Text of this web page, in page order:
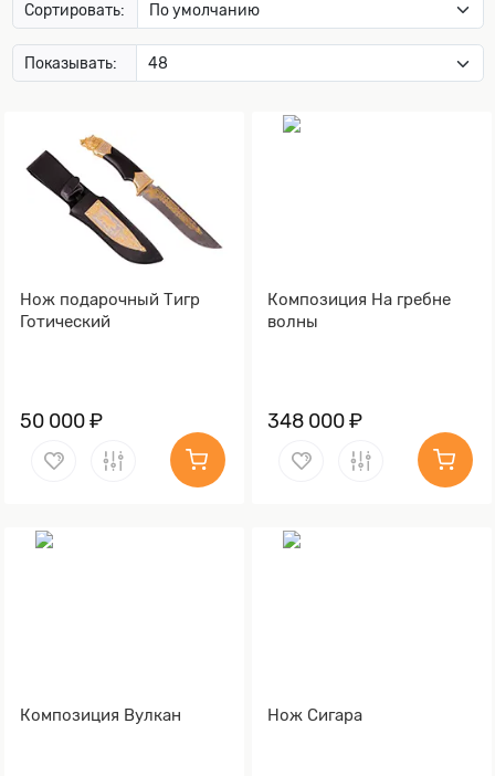
Сортировать:
Показывать:
Нож подарочный Тигр
Готический
50 000 ₽
Композиция На гребне
волны
348 000 ₽
Композиция Вулкан Нож Сигара